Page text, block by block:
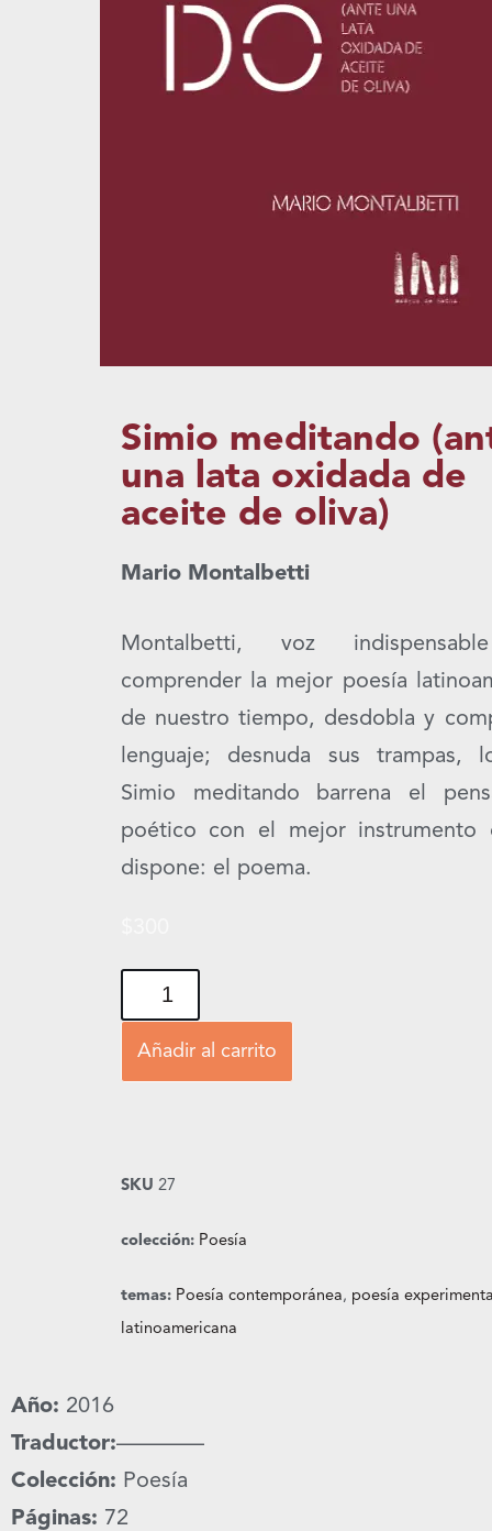
Simio meditando
una lata oxidada de
aceite de oliva)
Mario Montalbetti
Montalbetti, voz
comprender la mejor poesía
de nuestro tiempo, desdobla y
lenguaje; desnuda sus trampas,
Simio meditando barrena el
poético con el mejor instrumento
dispone: el poema.
Añadir al carrito
SKU 27
colección: Poesía
temas: Poesía contemporánea, poesía
latinoamericana
Año: 2016
Traductor:————
Colección: Poesía
Páginas: 72